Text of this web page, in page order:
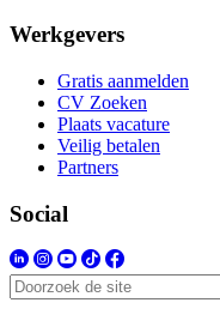
Werkgevers
Gratis aanmelden
CV Zoeken
Plaats vacature
Veilig betalen
Partners
Social